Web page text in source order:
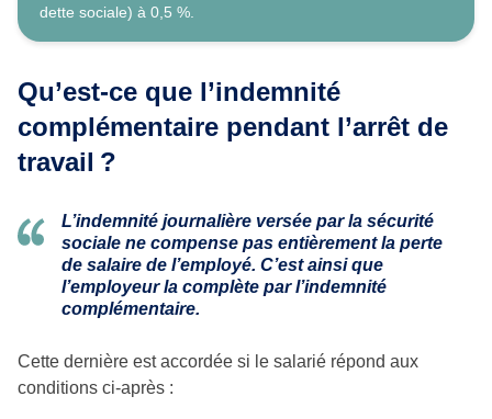
dette sociale) à 0,5 %.
Qu’est-ce que l’indemnité
complémentaire pendant l’arrêt de
travail ?
L’indemnité journalière versée par la sécurité
sociale ne compense pas entièrement la perte
de salaire de l’employé. C’est ainsi que
l’employeur la complète par l’indemnité
complémentaire.
Cette dernière est accordée si le salarié répond aux
conditions ci-après :